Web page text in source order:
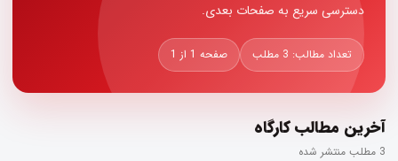
دسترسی سریع به صفحات بعدی.
تعداد مطالب: 3 مطلب صفحه 1 از 1
آخرین مطالب کارگاه
3 مطلب منتشر شده